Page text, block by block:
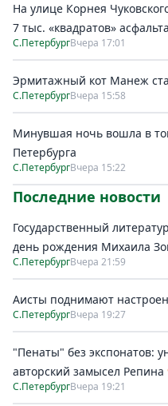
На улице Корнея
7 тыс. «квадратов» асфальта
С.ПетербургВчера 17:01
Эрмитажный кот Манеж
С.ПетербургВчера 15:58
Минувшая ночь вошла в
Петербурга
С.ПетербургВчера 15:22
Последние новости
Государственный
день рождения Михаила
С.ПетербургВчера 21:59
Аисты поднимают
С.ПетербургВчера 19:27
"Пенаты" без экспонатов:
авторский замысел Репина
С.ПетербургВчера 19:21